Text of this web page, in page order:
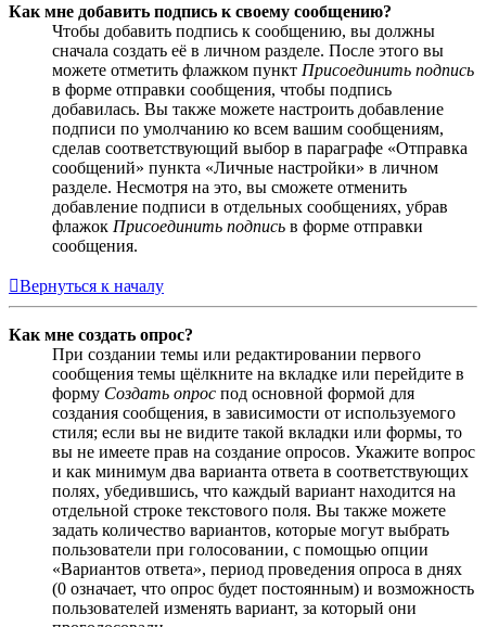
Как мне добавить подпись к своему сообщению?
Чтобы добавить подпись к сообщению, вы должны
сначала создать её в личном разделе. После этого вы
можете отметить флажком пункт Присоединить подпись
в форме отправки сообщения, чтобы подпись
добавилась. Вы также можете настроить добавление
подписи по умолчанию ко всем вашим сообщениям,
сделав соответствующий выбор в параграфе «Отправка
сообщений» пункта «Личные настройки» в личном
разделе. Несмотря на это, вы сможете отменить
добавление подписи в отдельных сообщениях, убрав
флажок Присоединить подпись в форме отправки
сообщения.
Вернуться к началу
Как мне создать опрос?
При создании темы или редактировании первого
сообщения темы щёлкните на вкладке или перейдите в
форму Создать опрос под основной формой для
создания сообщения, в зависимости от используемого
стиля; если вы не видите такой вкладки или формы, то
вы не имеете прав на создание опросов. Укажите вопрос
и как минимум два варианта ответа в соответствующих
полях, убедившись, что каждый вариант находится на
отдельной строке текстового поля. Вы также можете
задать количество вариантов, которые могут выбрать
пользователи при голосовании, с помощью опции
«Вариантов ответа», период проведения опроса в днях
(0 означает, что опрос будет постоянным) и возможность
пользователей изменять вариант, за который они